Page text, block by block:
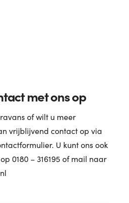
met ons op
of wilt u meer
vrijblijvend contact op via
U kunt ons ook
0180 – 316195 of mail naar